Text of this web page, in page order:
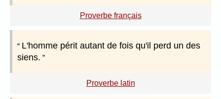
Proverbe français
L'homme périt autant de fois qu'il perd un des
siens.
Proverbe latin